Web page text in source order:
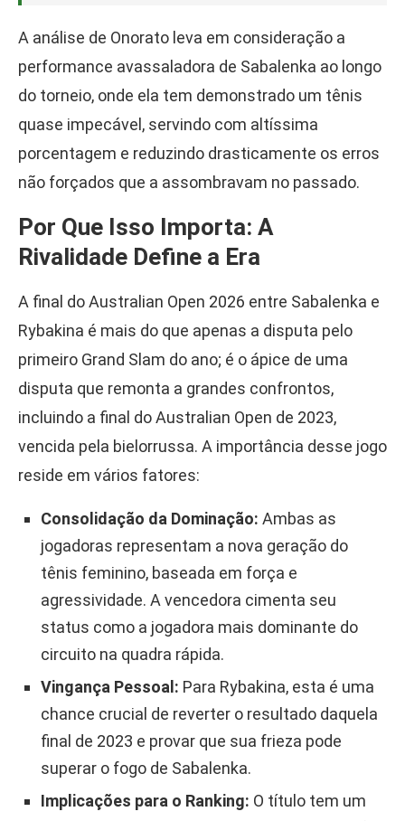
A análise de Onorato leva em consideração a
performance avassaladora de Sabalenka ao longo
do torneio, onde ela tem demonstrado um tênis
quase impecável, servindo com altíssima
porcentagem e reduzindo drasticamente os erros
não forçados que a assombravam no passado.
Por Que Isso Importa: A
Rivalidade Define a Era
A final do Australian Open 2026 entre Sabalenka e
Rybakina é mais do que apenas a disputa pelo
primeiro Grand Slam do ano; é o ápice de uma
disputa que remonta a grandes confrontos,
incluindo a final do Australian Open de 2023,
vencida pela bielorrussa. A importância desse jogo
reside em vários fatores:
Consolidação da Dominação: Ambas as
jogadoras representam a nova geração do
tênis feminino, baseada em força e
agressividade. A vencedora cimenta seu
status como a jogadora mais dominante do
circuito na quadra rápida.
Vingança Pessoal: Para Rybakina, esta é uma
chance crucial de reverter o resultado daquela
final de 2023 e provar que sua frieza pode
superar o fogo de Sabalenka.
Implicações para o Ranking: O título tem um